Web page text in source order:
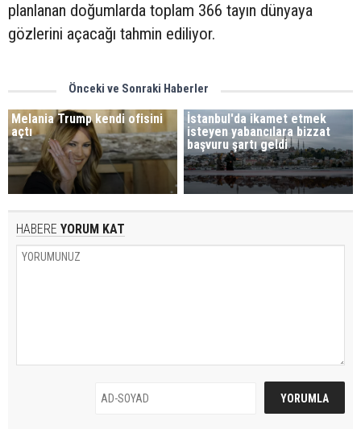
planlanan doğumlarda toplam 366 tayın dünyaya
gözlerini açacağı tahmin ediliyor.
Önceki ve Sonraki Haberler
Melania Trump kendi ofisini
açtı
İstanbul'da ikamet etmek
isteyen yabancılara bizzat
başvuru şartı geldi
HABERE YORUM KAT